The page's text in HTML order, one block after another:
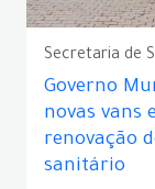
Secretaria de
Governo
novas vans
renovação
sanitário